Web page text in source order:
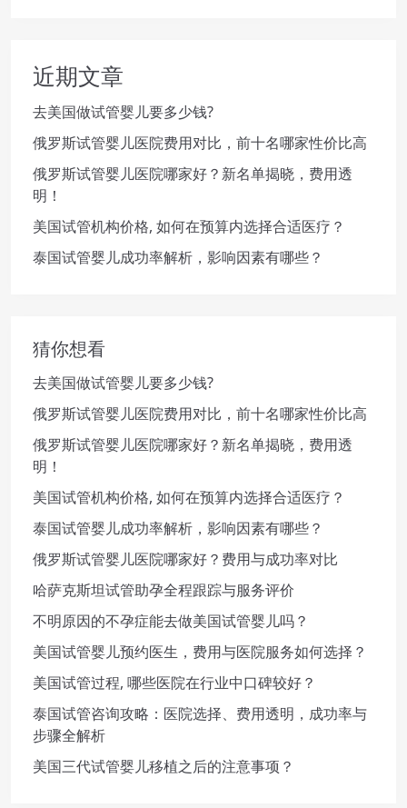
近期文章
去美国做试管婴儿要多少钱?
俄罗斯试管婴儿医院费用对比，前十名哪家性价比高
俄罗斯试管婴儿医院哪家好？新名单揭晓，费用透
明！
美国试管机构价格, 如何在预算内选择合适医疗？
泰国试管婴儿成功率解析，影响因素有哪些？
猜你想看
去美国做试管婴儿要多少钱?
俄罗斯试管婴儿医院费用对比，前十名哪家性价比高
俄罗斯试管婴儿医院哪家好？新名单揭晓，费用透
明！
美国试管机构价格, 如何在预算内选择合适医疗？
泰国试管婴儿成功率解析，影响因素有哪些？
俄罗斯试管婴儿医院哪家好？费用与成功率对比
哈萨克斯坦试管助孕全程跟踪与服务评价
不明原因的不孕症能去做美国试管婴儿吗？
美国试管婴儿预约医生，费用与医院服务如何选择？
美国试管过程, 哪些医院在行业中口碑较好？
泰国试管咨询攻略：医院选择、费用透明，成功率与
步骤全解析
美国三代试管婴儿移植之后的注意事项？